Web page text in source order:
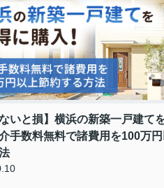
ないと損】横浜の新築一戸建て
手数料無料で諸費用を100万